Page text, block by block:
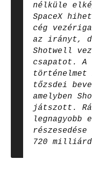
nélküle
SpaceX
cég
az irányt,
Shotwell
csapatot. A
tőzsdei
amelyben
játszott.
legnagyobb
720